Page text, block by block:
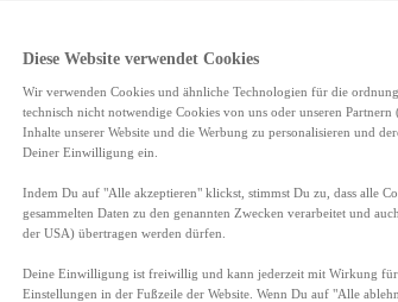
Standorte und
Diese Website verwendet Cookies
Wir verwenden Cookies und ähnliche Technologien für die
technisch nicht notwendige Cookies von uns oder unseren
Inhalte unserer Website und die Werbung zu personalisieren und
Deiner Einwilligung ein.
Indem Du auf "Alle akzeptieren" klickst, stimmst Du zu, dass alle
gesammelten Daten zu den genannten Zwecken verarbeitet und
der USA) übertragen werden dürfen.
Deine Einwilligung ist freiwillig und kann jederzeit mit Wirkung
Einstellungen in der Fußzeile der Website. Wenn Du auf "Alle